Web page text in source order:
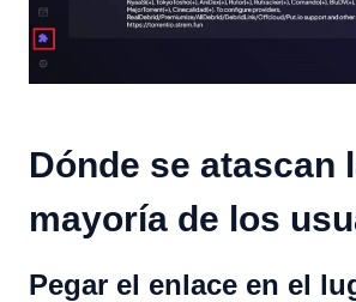
Dónde se atascan
mayoría de los
Pegar el enlace en el